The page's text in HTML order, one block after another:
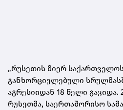
„რუსეთის მიერ
განხორციელებული
აგრესიიდან 18 წელი გავიდა.
რუსეთმა, საერთაშორისო